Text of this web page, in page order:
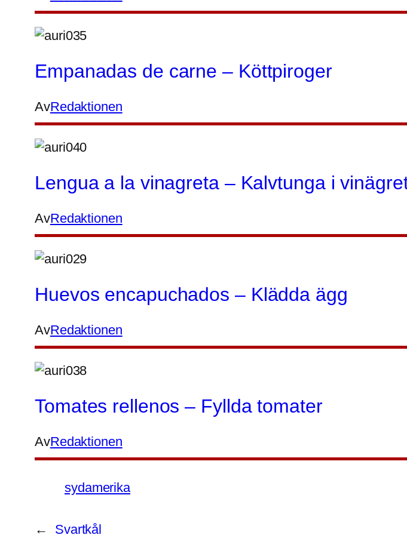
Empanadas de carne – Köttpiroger
AvRedaktionen
Lengua a la vinagreta – Kalvtunga i
AvRedaktionen
Huevos encapuchados – Klädda ägg
AvRedaktionen
Tomates rellenos – Fyllda tomater
AvRedaktionen
sydamerika
← Svartkål